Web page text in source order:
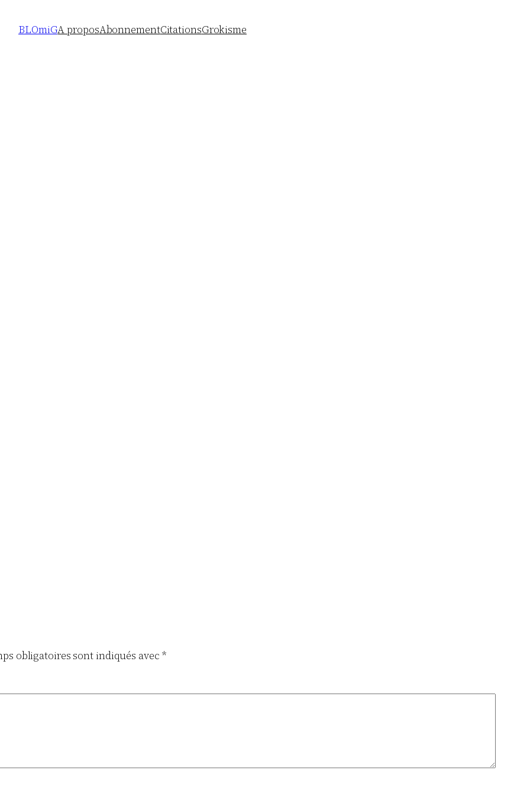
BLOmiGA proposAbonnementCitationsGrokisme
obligatoires sont indiqués avec *